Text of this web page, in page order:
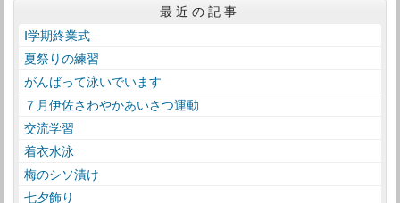
最近の記事
Ⅰ学期終業式
夏祭りの練習
がんばって泳いでいます
７月伊佐さわやかあいさつ運動
交流学習
着衣水泳
梅のシソ漬け
七夕飾り